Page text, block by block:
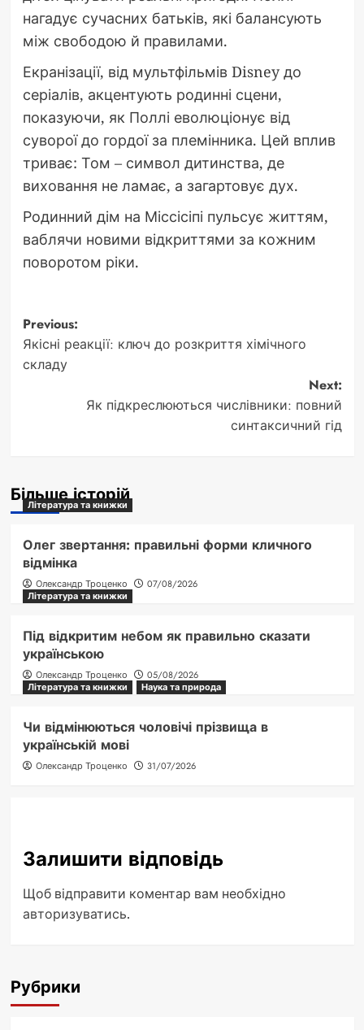
нагадує сучасних батьків, які балансують
між свободою й правилами.
Екранізації, від мультфільмів Disney до
серіалів, акцентують родинні сцени,
показуючи, як Поллі еволюціонує від
суворої до гордої за племінника. Цей вплив
триває: Том – символ дитинства, де
виховання не ламає, а загартовує дух.
Родинний дім на Міссісіпі пульсує життям,
ваблячи новими відкриттями за кожним
поворотом ріки.
Post
navigation
Previous:
Якісні реакції: ключ до розкриття хімічного
складу
Next:
Як підкреслюються числівники: повний
синтаксичний гід
Більше історій
Література та книжки
Олег звертання: правильні форми кличного
відмінка
Олександр Троценко
07/08/2026
Література та книжки
Під відкритим небом як правильно сказати
українською
Олександр Троценко
05/08/2026
Література та книжки
Наука та природа
Чи відмінюються чоловічі прізвища в
українській мові
Олександр Троценко 31/07/2026
Залишити відповідь
Щоб відправити коментар вам необхідно
авторизуватись.
Рубрики